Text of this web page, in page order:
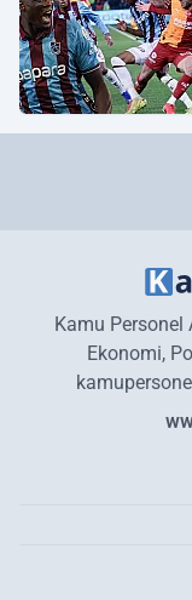
Kamu Personel
Ekonomi,